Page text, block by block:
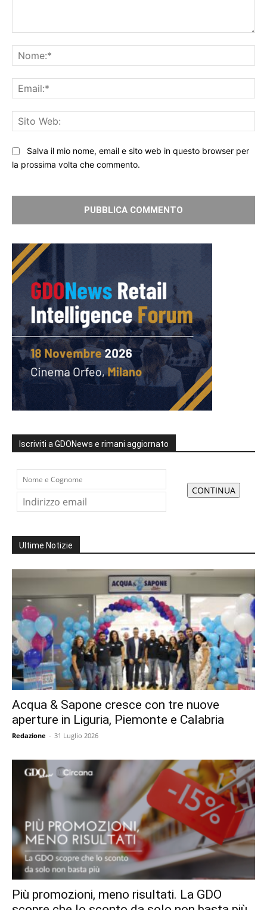
Salva il mio nome, email e sito web in questo browser per
la prossima volta che commento.
Iscriviti a GDONews e rimani aggiornato
Ultime Notizie
Acqua & Sapone cresce con tre nuove
aperture in Liguria, Piemonte e Calabria
Redazione - 31 Luglio 2026
Più promozioni, meno risultati. La GDO